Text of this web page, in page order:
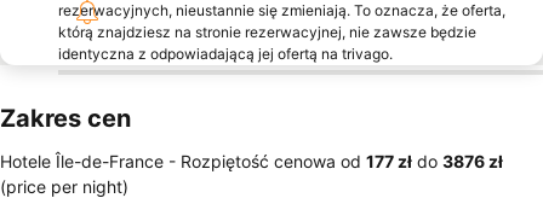
rezerwacyjnych, nieustannie się zmieniają. To oznacza, że oferta,
którą znajdziesz na stronie rezerwacyjnej, nie zawsze będzie
identyczna z odpowiadającą jej ofertą na trivago.
Zakres cen
Hotele Île-de-France - Rozpiętość cenowa od ‎177 zł do ‎3876 zł
(price per night)